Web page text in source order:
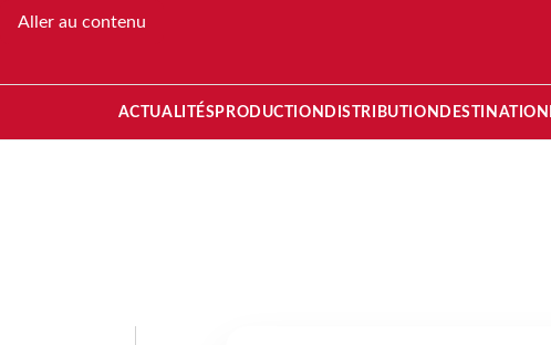
Aller au contenu
ACTUALITÉS PRODUCTION DISTRIBUTION DESTINATION